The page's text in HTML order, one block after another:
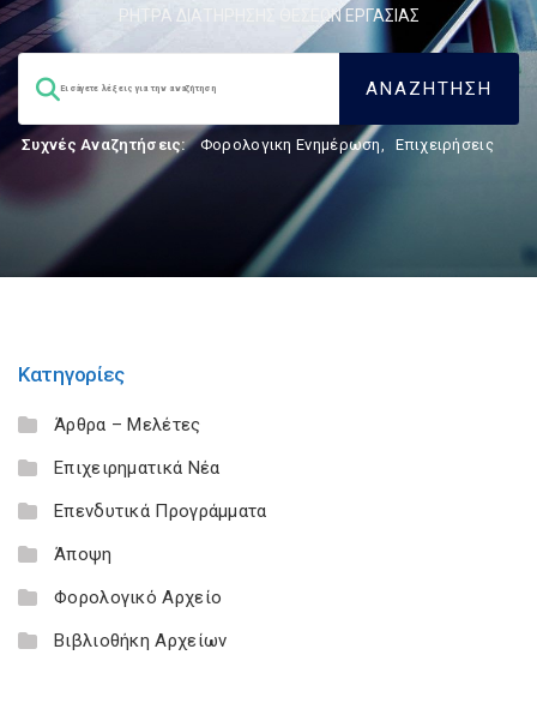
ΡΗΤΡΑ ΔΙΑΤΗΡΗΣΗΣ ΘΕΣΕΩΝ ΕΡΓΑΣΙΑΣ
Συχνές Αναζητήσεις: Φορολογικη Ενημέρωση, Επιχειρήσεις
Κατηγορίες
Άρθρα – Μελέτες
Επιχειρηματικά Νέα
Επενδυτικά Προγράμματα
Άποψη
Φορολογικό Αρχείο
Βιβλιοθήκη Αρχείων